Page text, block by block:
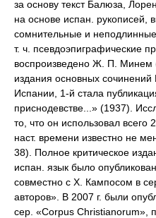
за основу текст Балюза,
на основе испан. рукописей,
сомнительные и
т. ч. псевдоэпиграфические
воспроизведено Ж. П. Минем
издания основных
Испании, 1-й стала
приснодевстве...» (1937).
то, что он использовал всего
наст. времени известно не
38). Полное критическое
испан. язык было
совместно с Х. Кампосом в
авторов». В 2007 г. были
сер. «Corpus Christianorum»,